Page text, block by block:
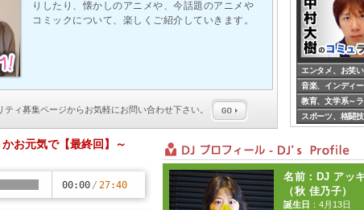
りしたり、懐かしのアニメや、今話題のアニメや
コミックについて、楽しくご紹介していきます。
ティ募集ページからお気軽にお問い合わせ下さい。
お元気で【最終回】～
00:00 / 27:40
名前：DJ アッ
（秋 佳乃子）
誕生日 ：4月13日
エンタメ、お笑
音楽、インディ
教育、文学系～
スポーツ、格闘